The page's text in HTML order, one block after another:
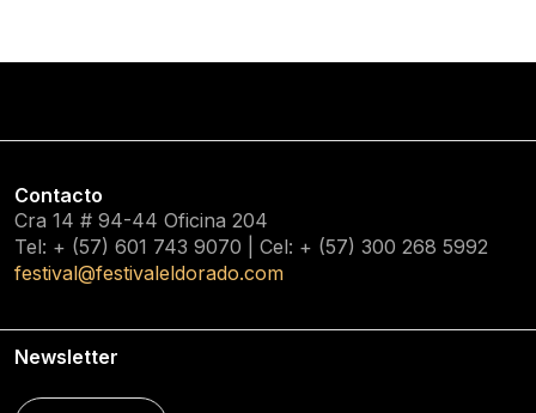
Contacto
Cra 14 # 94-44 Oficina 204
Tel: + (57) 601 743 9070 | Cel: + (57) 300 268 5992
festival@festivaleldorado.com
Newsletter